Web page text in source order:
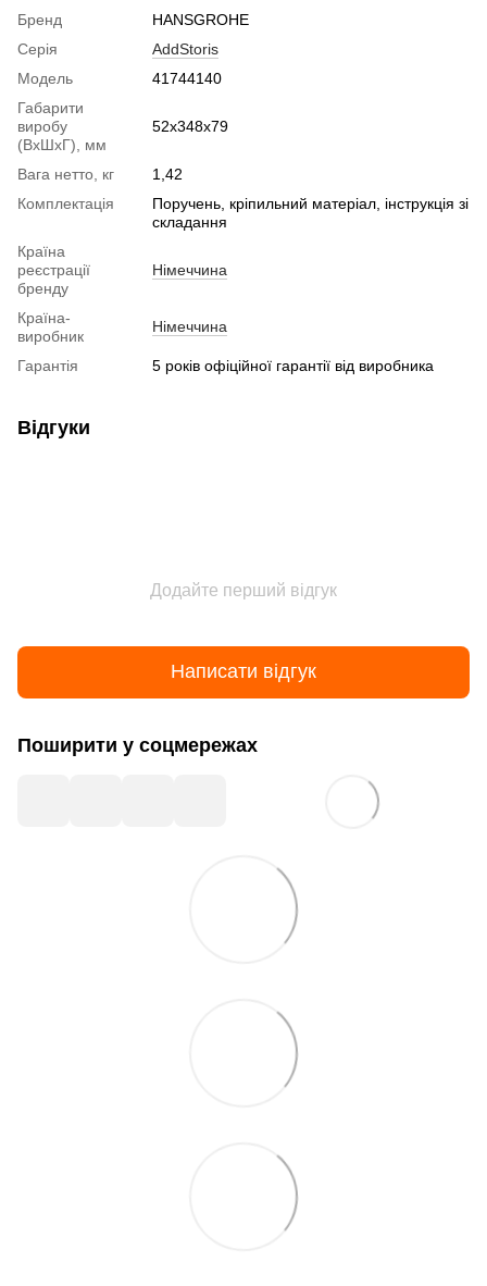
Бренд
HANSGROHE
Серія
AddStoris
Модель
41744140
Габарити
виробу
(ВхШхГ), мм
52х348х79
Вага нетто, кг
1,42
Комплектація
Поручень, кріпильний матеріал, інструкція зі
складання
Країна
реєстрації
бренду
Німеччина
Країна-
виробник
Німеччина
Гарантія 5 років офіційної гарантії від виробника
Відгуки
Додайте перший відгук
Написати відгук
Поширити у соцмережах